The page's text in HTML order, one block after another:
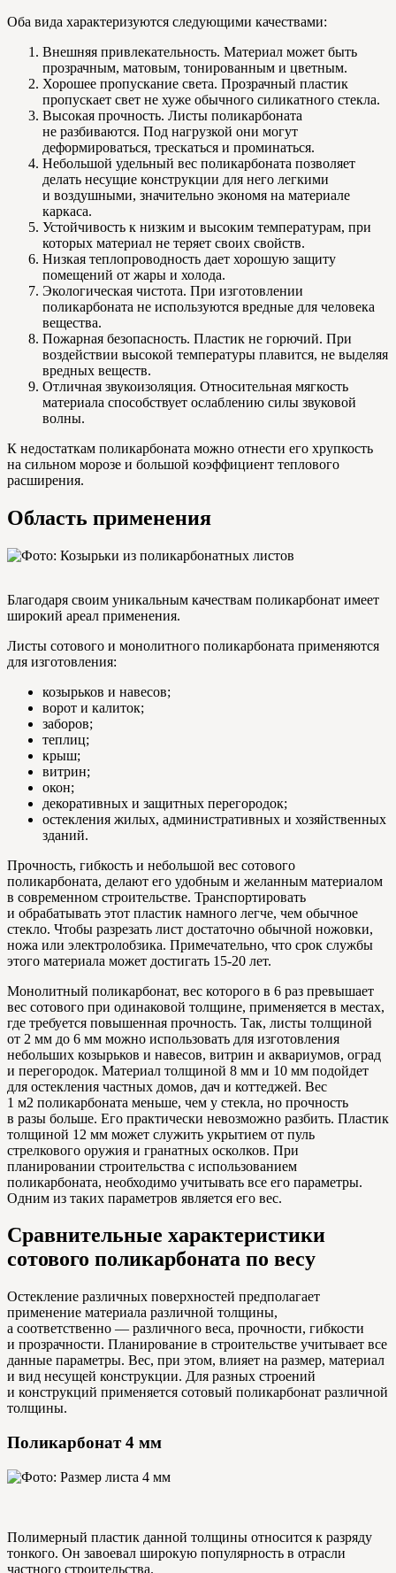
Оба вида характеризуются следующими качествами:
Внешняя привлекательность. Материал может быть
прозрачным, матовым, тонированным и цветным.
Хорошее пропускание света. Прозрачный пластик
пропускает свет не хуже обычного силикатного стекла.
Высокая прочность. Листы поликарбоната
не разбиваются. Под нагрузкой они могут
деформироваться, трескаться и проминаться.
Небольшой удельный вес поликарбоната позволяет
делать несущие конструкции для него легкими
и воздушными, значительно экономя на материале
каркаса.
Устойчивость к низким и высоким температурам, при
которых материал не теряет своих свойств.
Низкая теплопроводность дает хорошую защиту
помещений от жары и холода.
Экологическая чистота. При изготовлении
поликарбоната не используются вредные для человека
вещества.
Пожарная безопасность. Пластик не горючий. При
воздействии высокой температуры плавится, не выделяя
вредных веществ.
Отличная звукоизоляция. Относительная мягкость
материала способствует ослаблению силы звуковой
волны.
К недостаткам поликарбоната можно отнести его хрупкость
на сильном морозе и большой коэффициент теплового
расширения.
Область применения
Благодаря своим уникальным качествам поликарбонат имеет
широкий ареал применения.
Листы сотового и монолитного поликарбоната применяются
для изготовления:
козырьков и навесов;
ворот и калиток;
заборов;
теплиц;
крыш;
витрин;
окон;
декоративных и защитных перегородок;
остекления жилых, административных и хозяйственных
зданий.
Прочность, гибкость и небольшой вес сотового
поликарбоната, делают его удобным и желанным материалом
в современном строительстве. Транспортировать
и обрабатывать этот пластик намного легче, чем обычное
стекло. Чтобы разрезать лист достаточно обычной ножовки,
ножа или электролобзика. Примечательно, что срок службы
этого материала может достигать 15-20 лет.
Монолитный поликарбонат, вес которого в 6 раз превышает
вес сотового при одинаковой толщине, применяется в местах,
где требуется повышенная прочность. Так, листы толщиной
от 2 мм до 6 мм можно использовать для изготовления
небольших козырьков и навесов, витрин и аквариумов, оград
и перегородок. Материал толщиной 8 мм и 10 мм подойдет
для остекления частных домов, дач и коттеджей. Вес
1 м2 поликарбоната меньше, чем у стекла, но прочность
в разы больше. Его практически невозможно разбить. Пластик
толщиной 12 мм может служить укрытием от пуль
стрелкового оружия и гранатных осколков. При
планировании строительства с использованием
поликарбоната, необходимо учитывать все его параметры.
Одним из таких параметров является его вес.
Сравнительные характеристики
сотового поликарбоната по весу
Остекление различных поверхностей предполагает
применение материала различной толщины,
а соответственно — различного веса, прочности, гибкости
и прозрачности. Планирование в строительстве учитывает все
данные параметры. Вес, при этом, влияет на размер, материал
и вид несущей конструкции. Для разных строений
и конструкций применяется сотовый поликарбонат различной
толщины.
Поликарбонат 4 мм
Полимерный пластик данной толщины относится к разряду
тонкого. Он завоевал широкую популярность в отрасли
частного строительства.